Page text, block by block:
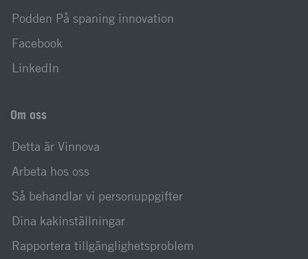
Podden På spaning innovation
Facebook
LinkedIn
Om oss
Detta är Vinnova
Arbeta hos oss
Så behandlar vi personuppgifter
Dina kakinställningar
Rapportera tillgänglighetsproblem